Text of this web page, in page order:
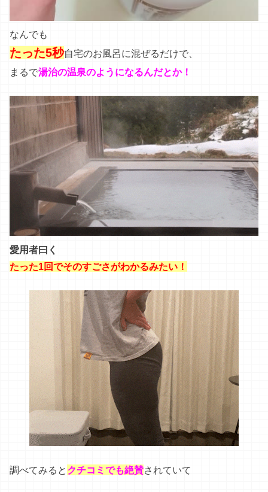
なんでも
たった5秒自宅のお風呂に混ぜるだけで、
まるで湯治の温泉のようになるんだとか！
愛用者曰く
たった1回でそのすごさがわかるみたい！
調べてみると クチコミでも絶賛されていて